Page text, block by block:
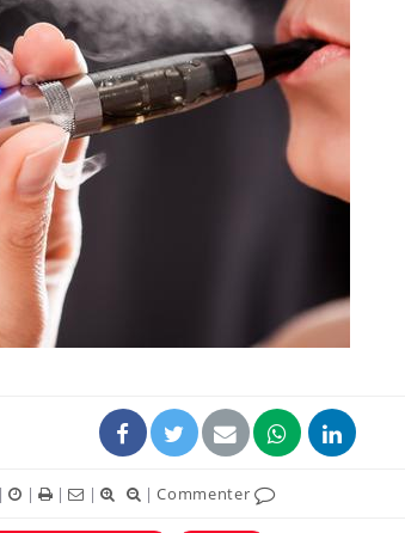
| | | | |Commenter